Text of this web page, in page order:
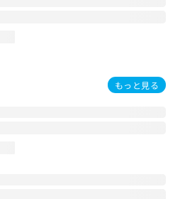
もっと見る